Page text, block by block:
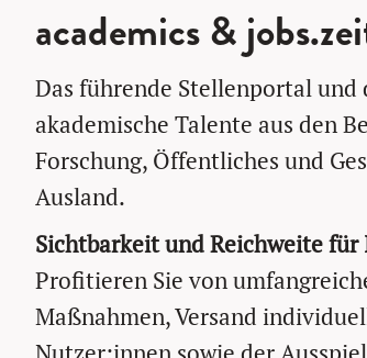
academics &
Das führende Stellenportal
akademische Talente aus den
Forschung, Öffentliches und
Ausland.
Sichtbarkeit und Reichweite
Profitieren Sie von
Maßnahmen, Versand